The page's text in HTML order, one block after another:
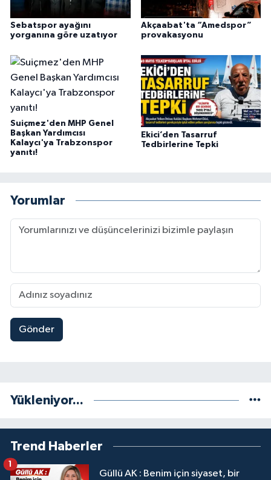
Sebatspor ayağını
yorganına göre uzatıyor
Akçaabat'ta “Amedspor”
provakasyonu
Suiçmez'den MHP Genel
Başkan Yardımcısı
Kalaycı'ya Trabzonspor
yanıtı!
Ekici’den Tasarruf
Tedbirlerine Tepki
Yorumlar
Gönder
Yükleniyor...
Trend Haberler
Güllü AK : Benim için siyaset, bir
1